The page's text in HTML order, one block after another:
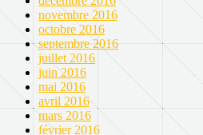
novembre 2016
octobre 2016
septembre 2016
juillet 2016
juin 2016
mai 2016
avril 2016
mars 2016
février 2016